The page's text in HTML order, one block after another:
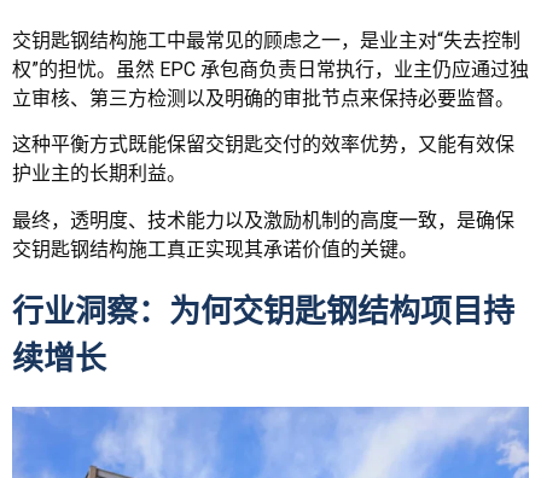
交钥匙钢结构施工中最常见的顾虑之一，是业主对“失去控制
权”的担忧。虽然 EPC 承包商负责日常执行，业主仍应通过独
立审核、第三方检测以及明确的审批节点来保持必要监督。
这种平衡方式既能保留交钥匙交付的效率优势，又能有效保
护业主的长期利益。
最终，透明度、技术能力以及激励机制的高度一致，是确保
交钥匙钢结构施工真正实现其承诺价值的关键。
行业洞察：为何交钥匙钢结构项目持
续增长